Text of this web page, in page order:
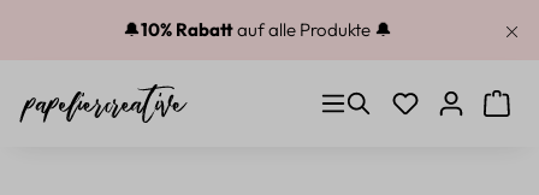
Zum Hauptinhalt springen
🔔10% Rabattauf alle Produkte 🔔
Du hast 0